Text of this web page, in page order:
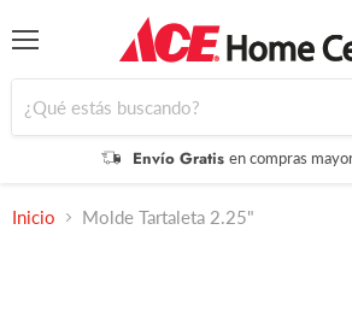
Envío Gratis en compras
Inicio Molde Tartaleta 2.25"